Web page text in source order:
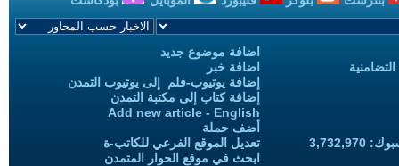
اضافة موضوع جديد
اضافة خبر
إضافة يوتيوب-فلم إلى يوتيوب التمدن
إضافة كتاب إلى مكتبة التمدن
Add new article - English
أضف حملة
تعديل الموقع الفرعي للكاتب-ة
ابحث في موقع الحوار المتمدن